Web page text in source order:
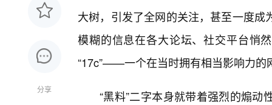
分享
大树，引发了全网的关注，甚至一度
模糊的信息在各大论坛、社交平台悄
“17c”——一个在当时拥有相当影响力的
“黑料”二字本身就带着强烈的煽